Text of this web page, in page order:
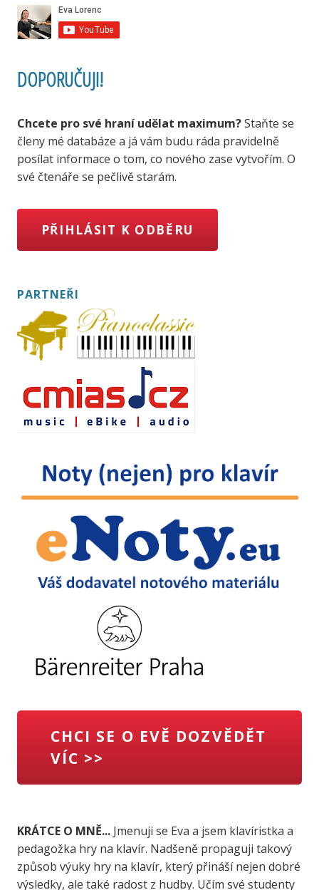
DOPORUČUJI!
Chcete pro své hraní udělat maximum?Staňte se
členy mé databáze a já vám budu ráda pravidelně
posílat informace o tom, co nového zase vytvořím. O
své čtenáře se pečlivě starám.
PŘIHLÁSIT K ODBĚRU
PARTNEŘI
CHCI SE O EVĚ DOZVĚDĚT
VÍC >>
KRÁTCE O MNĚ...Jmenuji se Eva a jsem klavíristka a
pedagožka hry na klavír. Nadšeně propaguji takový
způsob výuky hry na klavír, který přináší nejen dobré
výsledky, ale také radost z hudby. Učím své studenty